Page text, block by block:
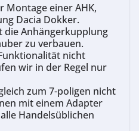
Montage einer AHK,
Dacia Dokker.
die Anhängerkupplung
zu verbauen.
nicht
wir in der Regel nur
zum 7-poligen nicht
mit einem Adapter
Handelsüblichen